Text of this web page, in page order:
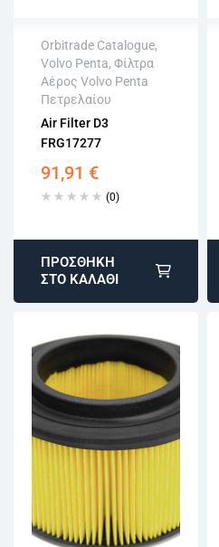
Orbitrade Catalogue,
Volvo Penta, Φίλτρα
Αέρος Volvo Penta
Πετρελαίου
Air Filter D3
FRG17277
91,91 €
(0)
Άμεση αποστολή
Επιστροφή εντός
Αγορά χωρίς
εγγραφή
ΠΡΟΣΘΉΚΗ
ΣΤΟ ΚΑΛΆΘΙ